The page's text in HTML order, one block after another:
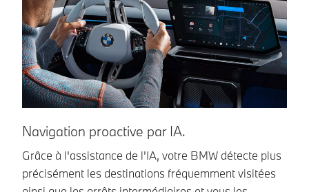
Navigation proactive par IA.
Grâce à l'assistance de l'IA, votre BMW détecte plus
précisément les destinations fréquemment visitées